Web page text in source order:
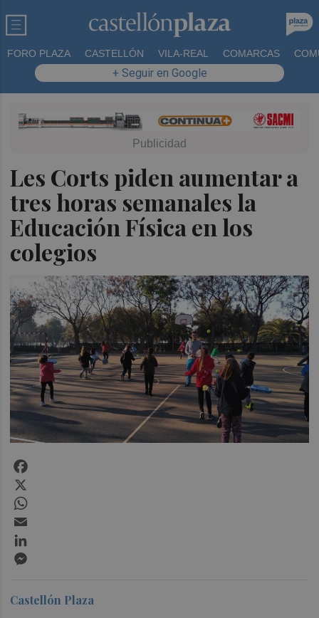
FORO PLAZA CASTELLÓN VILA-REAL COMARCAS
+ Seguir en Google
Les Corts piden aumentar a
tres horas semanales la
Educación Física en los
colegios
Castellón Plaza